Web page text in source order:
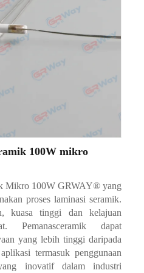
100W mikro
Mikro 100W GRWAY® yang
proses laminasi seramik.
kuasa tinggi dan kelajuan
Pemanasceramik dapat
yang lebih tinggi daripada
termasuk penggunaan
inovatif dalam industri